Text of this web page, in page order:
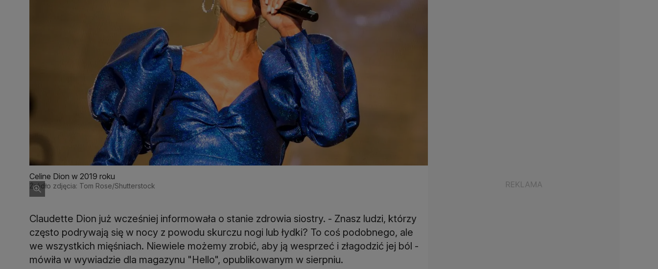
Celine Dion w 2019 roku
Źródło zdjęcia: Tom Rose/Shutterstock
Claudette Dion już wcześniej informowała o stanie zdrowia siostry. - Znasz ludzi, którzy
często podrywają się w nocy z powodu skurczu nogi lub łydki? To coś podobnego, ale
we wszystkich mięśniach. Niewiele możemy zrobić, aby ją wesprzeć i złagodzić jej ból -
mówiła w wywiadzie dla magazynu "Hello", opublikowanym w sierpniu.